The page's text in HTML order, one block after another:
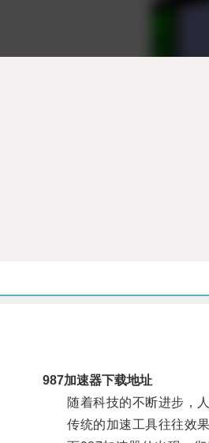
987加速器下载地址
随着科技的不断进步，人
传统的加速工具往往效果